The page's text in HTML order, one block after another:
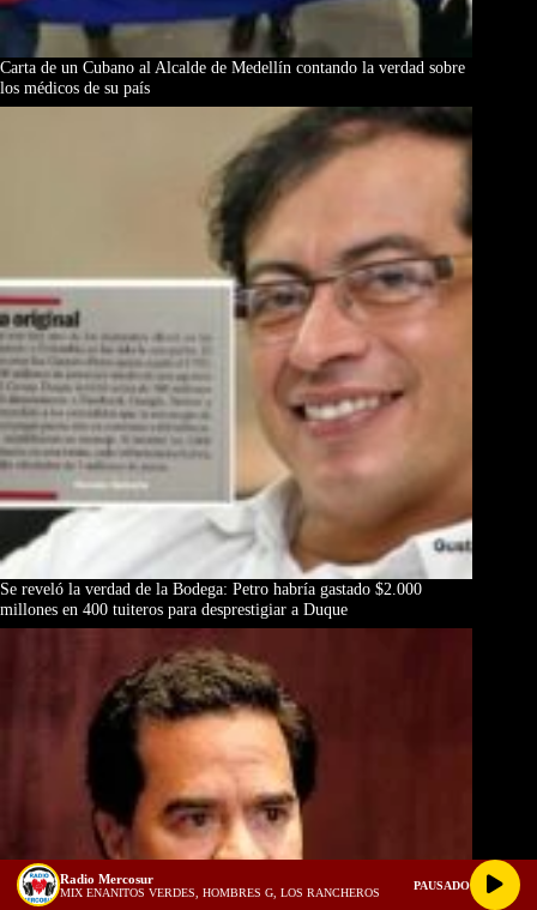
Carta de un Cubano al Alcalde de Medellín contando la verdad sobre
los médicos de su país
Se reveló la verdad de la Bodega: Petro habría gastado $2.000
millones en 400 tuiteros para desprestigiar a Duque
Radio Mercosur
MIX ENANITOS VERDES, HOMBRES G, LOS RANCHEROS
PAUSADO